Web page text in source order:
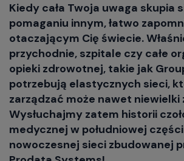
Kiedy cała Twoja uwaga skupia
pomaganiu innym, łatwo
otaczającym Cię świecie.
przychodnie, szpitale czy całe
opieki zdrowotnej, takie jak
potrzebują elastycznych sieci,
zarządzać może nawet niewielki
Wysłuchajmy zatem historii
medycznej w południowej
nowoczesnej sieci zbudowanej